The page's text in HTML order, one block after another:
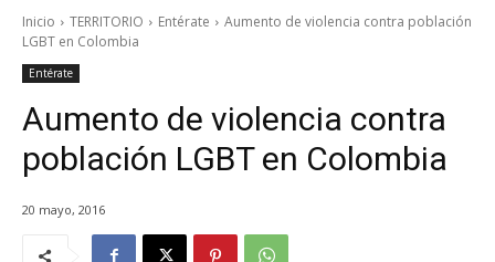
Inicio TERRITORIO Entérate
Aumento de violencia contra población
LGBT en Colombia
Entérate
Aumento de violencia contra
población LGBT en Colombia
20 mayo, 2016